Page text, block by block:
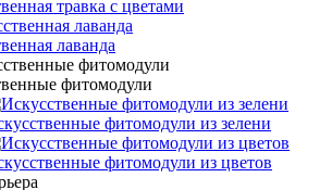
травка с цветами
лаванда
фитомодули
фитомодули из зелени
фитомодули из цветов